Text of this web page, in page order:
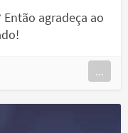
agradeça ao
...